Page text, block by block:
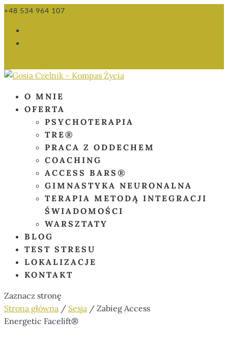
+48 534 964 107
O MNIE
OFERTA
PSYCHOTERAPIA
TRE®
PRACA Z ODDECHEM
COACHING
ACCESS BARS®
GIMNASTYKA NEURONALNA
TERAPIA METODĄ INTEGRACJI
ŚWIADOMOŚCI
WARSZTATY
BLOG
TEST STRESU
LOKALIZACJE
KONTAKT
Zaznacz stronę
Strona główna / Sesja / Zabieg Access
Energetic Facelift®